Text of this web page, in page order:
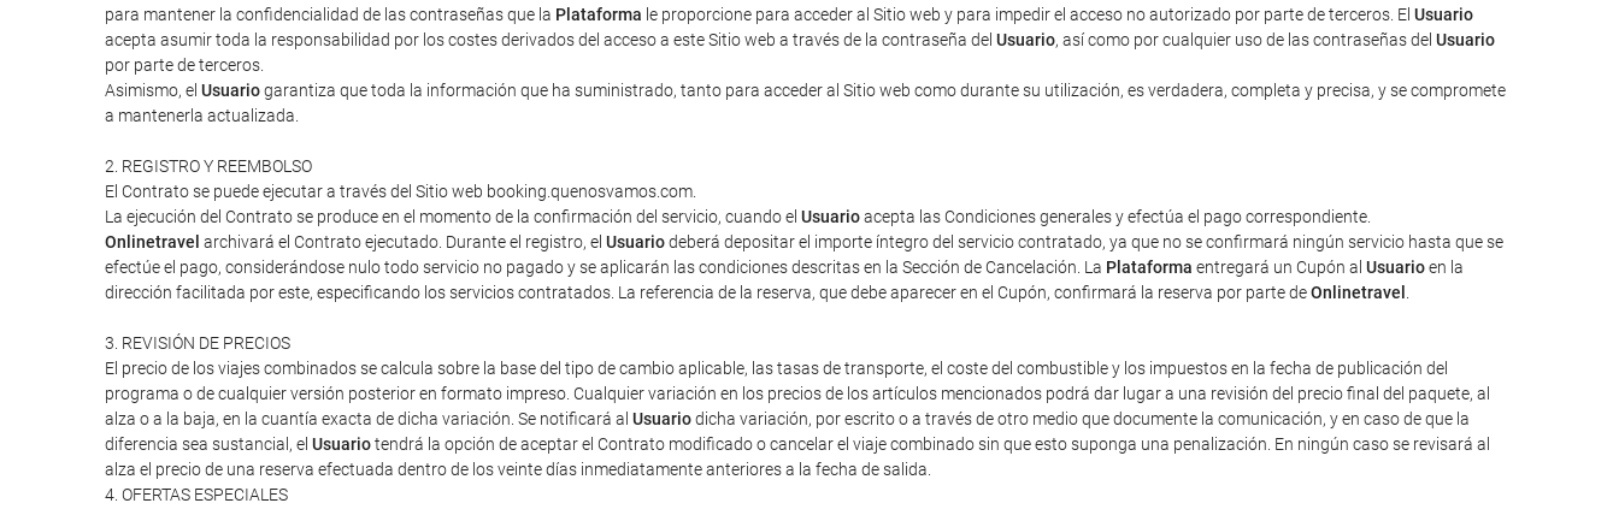
para mantener la confidencialidad de las contraseñas que la Plataforma le proporcione para acceder al Sitio web y para impedir el acceso no autorizado por parte de terceros. El Usuario
acepta asumir toda la responsabilidad por los costes derivados del acceso a este Sitio web a través de la contraseña del Usuario, así como por cualquier uso de las contraseñas del Usuario
por parte de terceros.
Asimismo, el Usuariogarantiza que toda la información que ha suministrado, tanto para acceder al Sitio web como durante su utilización, es verdadera, completa y precisa, y se compromete
a mantenerla actualizada.
2. REGISTRO Y REEMBOLSO
El Contrato se puede ejecutar a través del Sitio web booking.quenosvamos.com.
La ejecución del Contrato se produce en el momento de la confirmación del servicio, cuando el Usuarioacepta las Condiciones generales y efectúa el pago correspondiente.
Onlinetravel archivará el Contrato ejecutado. Durante el registro, el Usuariodeberá depositar el importe íntegro del servicio contratado, ya que no se confirmará ningún servicio hasta que se
efectúe el pago, considerándose nulo todo servicio no pagado y se aplicarán las condiciones descritas en la Sección de Cancelación. La Plataforma entregará un Cupón al Usuarioen la
dirección facilitada por este, especificando los servicios contratados. La referencia de la reserva, que debe aparecer en el Cupón, confirmará la reserva por parte deOnlinetravel
3. REVISIÓN DE PRECIOS
El precio de los viajes combinados se calcula sobre la base del tipo de cambio aplicable, las tasas de transporte, el coste del combustible y los impuestos en la fecha de publicación del
programa o de cualquier versión posterior en formato impreso. Cualquier variación en los precios de los artículos mencionados podrá dar lugar a una revisión del precio final del paquete, al
alza o a la baja, en la cuantía exacta de dicha variación. Se notificará al Usuariodicha variación, por escrito o a través de otro medio que documente la comunicación, y en caso de que la
diferencia sea sustancial, el Usuariotendrá la opción de aceptar el Contrato modificado o cancelar el viaje combinado sin que esto suponga una penalización. En ningún caso se revisará al
alza el precio de una reserva efectuada dentro de los veinte días inmediatamente anteriores a la fecha de salida.
4. OFERTAS ESPECIALES